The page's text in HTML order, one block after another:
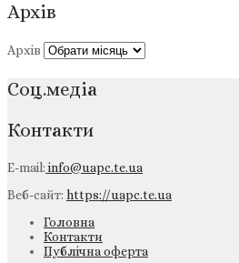
Архів
Архів
Соц.медіа
Контакти
E-mail:info@uapc.te.ua
Веб-сайт: https://uapc.te.ua
Головна
Контакти
Публічна оферта